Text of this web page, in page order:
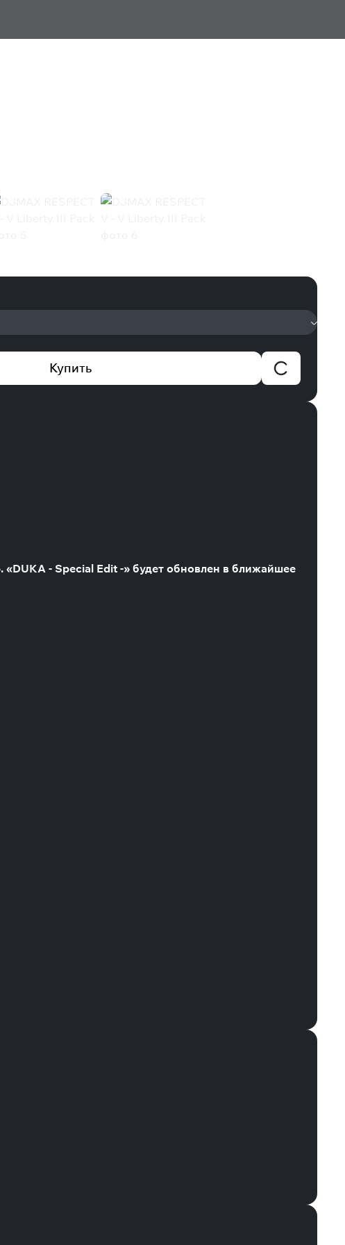
Купить
- Special Edit -» будет обновлен в ближайшее